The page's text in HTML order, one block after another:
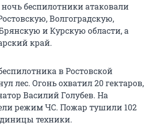
беспилотники атаковали
Волгоградскую,
и Курскую области, а
край.
в Ростовской
лес. Огонь охватил 20 гектаров,
Василий Голубев. На
режим ЧС. Пожар тушили 102
техники.